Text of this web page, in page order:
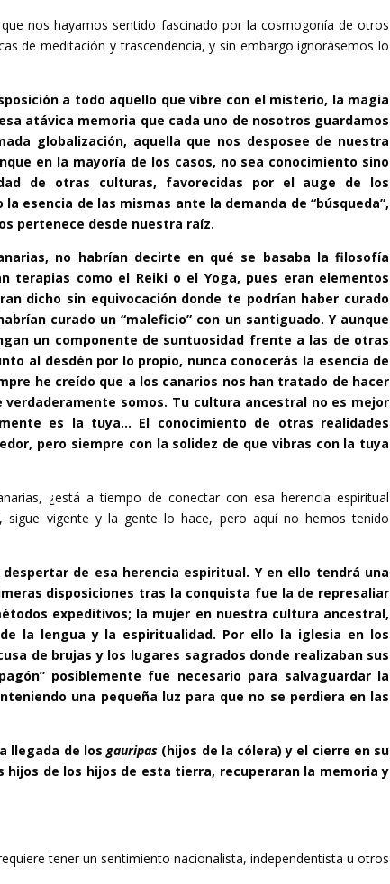
nos hayamos sentido fascinado por la cosmogonía de otros
de meditación y trascendencia, y sin embargo ignorásemos lo
a todo aquello que vibre con el misterio, la magia
atávica memoria que cada uno de nosotros guardamos
globalización, aquella que nos desposee de nuestra
en la mayoría de los casos, no sea conocimiento sino
de otras culturas, favorecidas por el auge de los
esencia de las mismas ante la demanda de “búsqueda”,
pertenece desde nuestra raíz.
no habrían decirte en qué se basaba la filosofía
terapias como el Reiki o el Yoga, pues eran elementos
dicho sin equivocación donde te podrían haber curado
curado un “maleficio” con un santiguado. Y aunque
un componente de suntuosidad frente a las de otras
al desdén por lo propio, nunca conocerás la esencia de
he creído que a los canarios nos han tratado de hacer
somos. Tu cultura ancestral no es mejor
es la tuya… El conocimiento de otras realidades
pero siempre con la solidez de que vibras con la tuya
¿está a tiempo de conectar con esa herencia espiritual
vigente y la gente lo hace, pero aquí no hemos tenido
de esa herencia espiritual. Y en ello tendrá una
disposiciones tras la conquista fue la de represaliar
expeditivos; la mujer en nuestra cultura ancestral,
la lengua y la espiritualidad. Por ello la iglesia en los
de brujas y los lugares sagrados donde realizaban sus
posiblemente fue necesario para salvaguardar la
una pequeña luz para que no se perdiera en las
llegada de losgauripas (hijos de la cólera) y el cierre en su
de los hijos de esta tierra, recuperaran la memoria y
tener un sentimiento nacionalista, independentista u otros